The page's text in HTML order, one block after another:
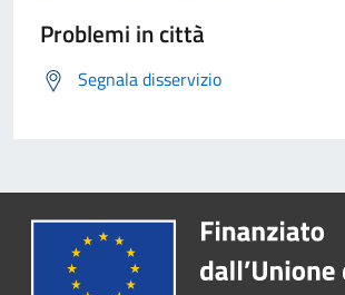
Problemi in città
Segnala disservizio